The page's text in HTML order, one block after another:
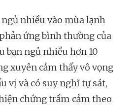
nhiều vào mùa lạnh
ứng bình thường của
bạn ngủ nhiều hơn 10
xuyên cảm thấy vô vọng
vị và có suy nghĩ tự sát,
chứng trầm cảm theo